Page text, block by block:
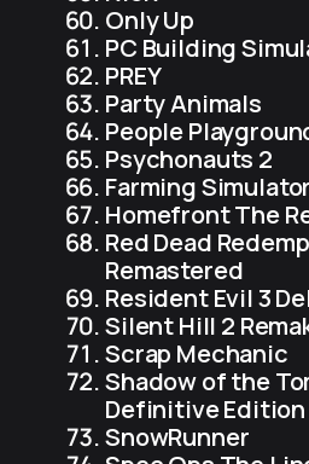
Only Up
PC Building
PREY
Party Animals
People
Psychonauts 2
Farming
Homefront The
Red Dead
Remastered
Resident Evil 3
Silent Hill 2
Scrap Mechanic
Shadow of the
Definitive Edition
SnowRunner